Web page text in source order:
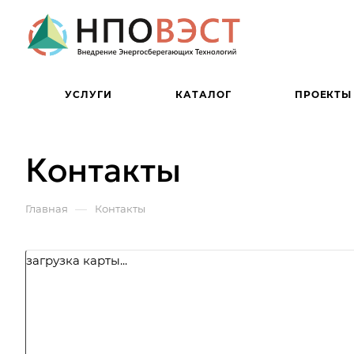
УСЛУГИ КАТАЛОГ ПРОЕКТЫ
Контакты
Главная — Контакты
загрузка карты...